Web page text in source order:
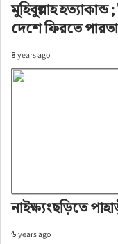
মুহিবুল্লাহ
দেশে ফিরতে
৪ years ago
নাইক্ষ্যংছড়িতে
৬ years ago